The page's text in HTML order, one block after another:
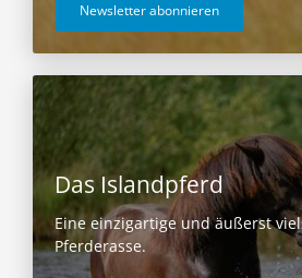
Newsletter abonnieren
Das Islandpferd
Eine einzigartige und äußerst
Pferderasse.